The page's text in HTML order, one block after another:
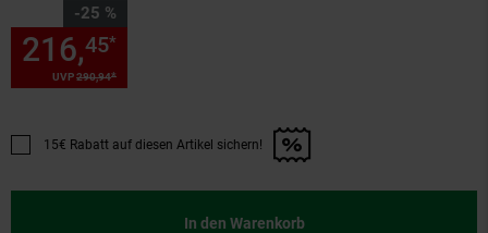
-25 %
Sie Sparen 25 Prozent,
UVP290,94*
216,45*
Promotion "15€ Rabatt auf diesen Artikel sichern!" anwenden
15€ Rabatt auf diesen Artikel sichern!
In den Warenkorb